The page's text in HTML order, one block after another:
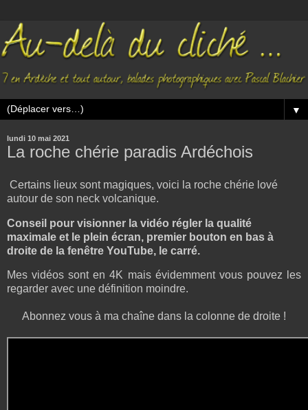
▼
lundi 10 mai 2021
La roche chérie paradis Ardéchois
Certains lieux sont magiques, voici la roche chérie lové
autour de son neck volcanique.
Conseil pour visionner la vidéo régler la qualité
maximale et le plein écran, premier bouton en bas à
droite de la fenêtre YouTube, le carré.
Mes vidéos sont en 4K mais évidemment vous pouvez les
regarder avec une définition moindre.
Abonnez vous à ma chaîne dans la colonne de droite !